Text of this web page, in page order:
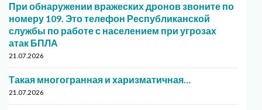
При обнаружении вражеских дронов звоните по
номеру 109. Это телефон Республиканской
службы по работе с населением при угрозах
атак БПЛА
21.07.2026
Такая многогранная и харизматичная…
21.07.2026